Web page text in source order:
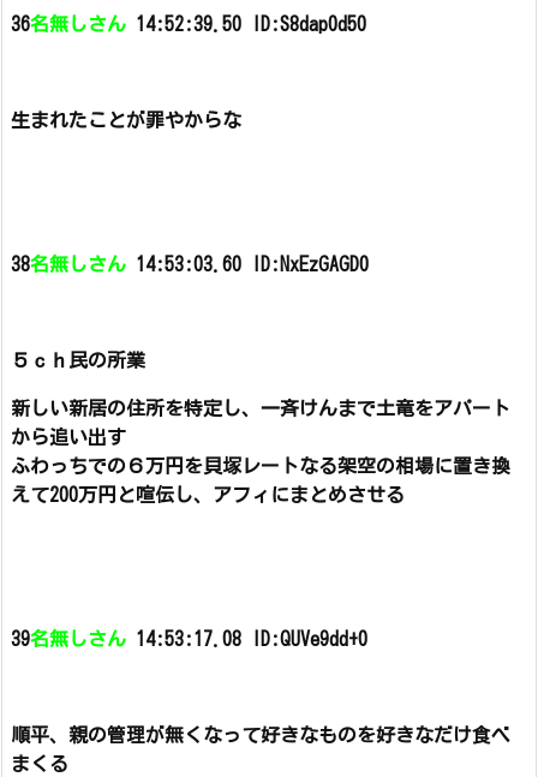
36名無しさん 14:52:39.50 ID:S8dap0d50
生まれたことが罪やからな
38名無しさん 14:53:03.60 ID:NxEzGAGD0
５ｃｈ民の所業
新しい新居の住所を特定し、一斉けんまで土竜をアパート
から追い出す
ふわっちでの６万円を貝塚レートなる架空の相場に置き換
えて200万円と喧伝し、アフィにまとめさせる
39名無しさん 14:53:17.08 ID:QUVe9dd+0
順平、親の管理が無くなって好きなものを好きなだけ食べ
まくる